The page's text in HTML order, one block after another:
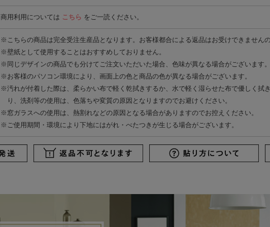
商用利用については こちら をご一読ください。
※こちらの商品は完全受注生産品となります。お客様都合による返品はお受けできません
※壁紙として使用することはおすすめしておりません。
※同じデザインの商品でも分けてご注文いただいた場合、色味が異なる場合がございます。
※お客様のパソコン環境により、画面上の色と商品の色が異なる場合がございます。
※汚れが付着した際は、柔らかい布で軽く乾拭きするか、水で軽く湿らせた布で優しく拭
り、洗剤等の使用は、色落ちや変質の原因となりますのでお避けください。
※窓ガラスへの使用は、熱割れなどの原因となる場合がありますのでお控えください。
※ご使用期間・環境により下地にはがれ・べたつきが生じる場合がございます。